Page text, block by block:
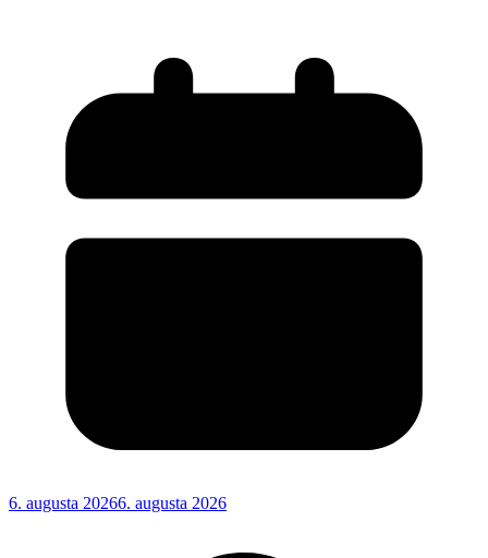
6. augusta 20266. augusta 2026